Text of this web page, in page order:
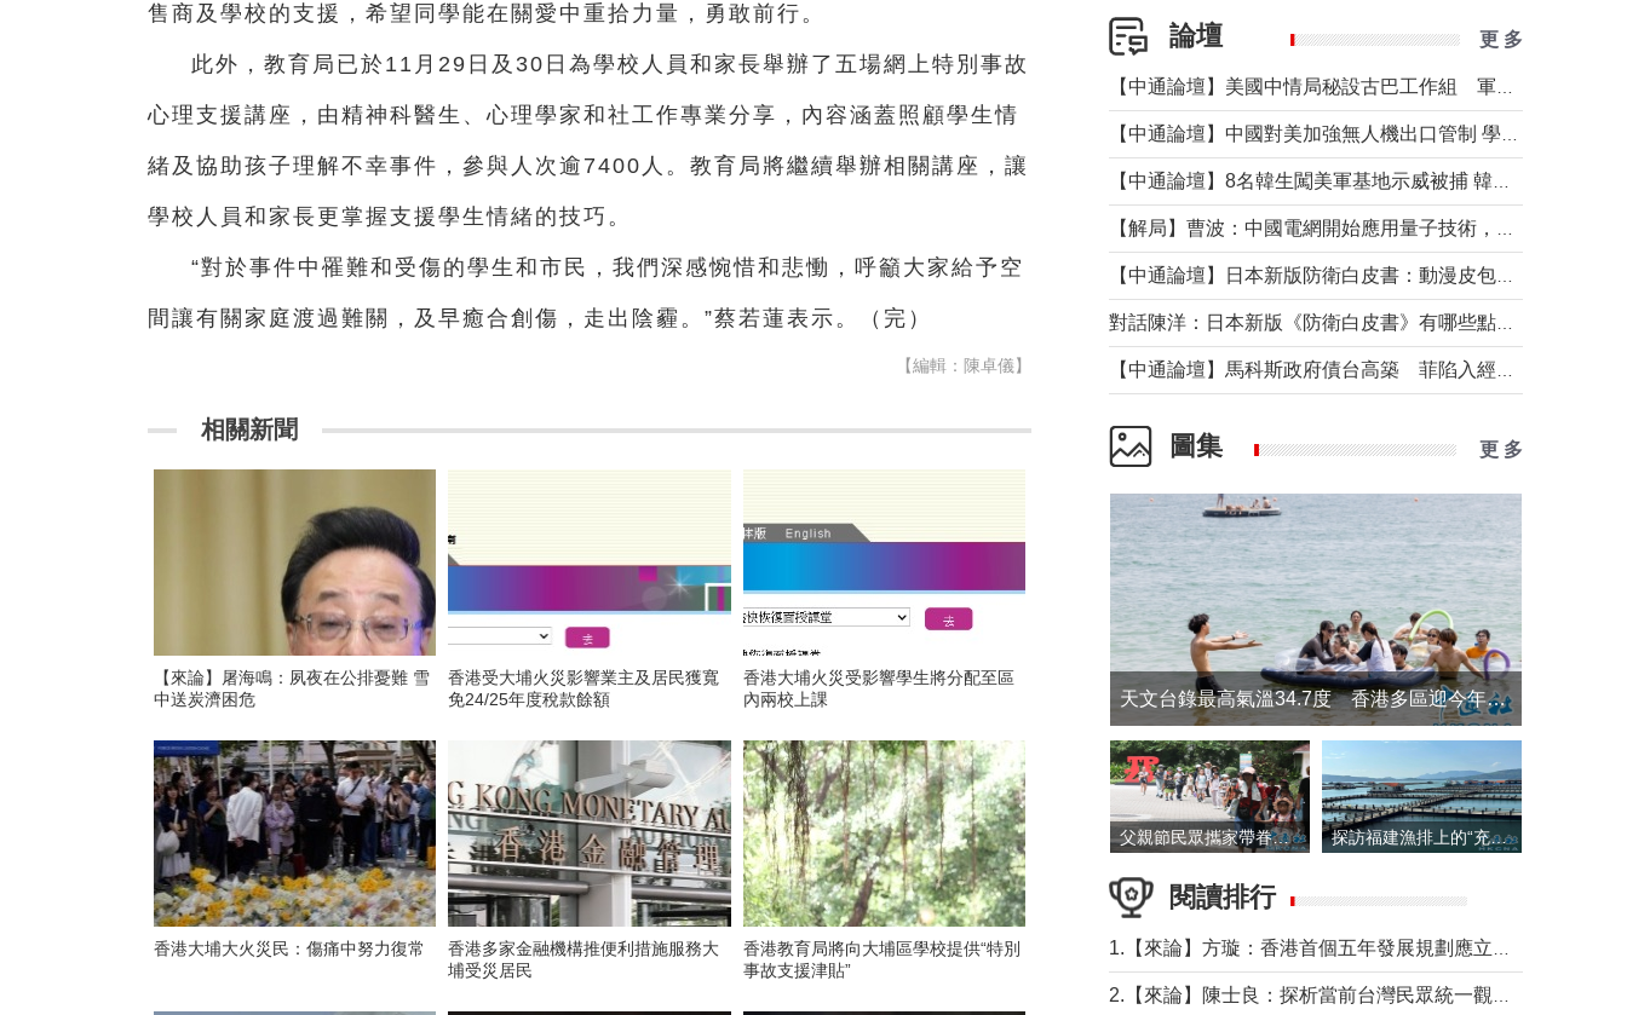
售商及學校的支援，希望同學能在關愛中重拾力量，勇敢前行。
此外，教育局已於11月29日及30日為學校人員和家長舉辦了五場網上特別事故
心理支援講座，由精神科醫生、心理學家和社工作專業分享，內容涵蓋照顧學生情
緒及協助孩子理解不幸事件，參與人次逾7400人。教育局將繼續舉辦相關講座，讓
學校人員和家長更掌握支援學生情緒的技巧。
“對於事件中罹難和受傷的學生和市民，我們深感惋惜和悲慟，呼籲大家給予空
間讓有關家庭渡過難關，及早癒合創傷，走出陰霾。”蔡若蓮表示。（完）
【編輯：陳卓儀】
相關新聞
【來論】屠海鳴：夙夜在公排憂難 雪
中送炭濟困危
香港受大埔火災影響業主及居民獲寬
免24/25年度稅款餘額
香港大埔火災受影響學生將分配至區
內兩校上課
香港大埔大火災民：傷痛中努力復常
香港多家金融機構推便利措施服務大
埔受災居民
香港教育局將向大埔區學校提供“特別
事故支援津貼”
論壇 更 多
圖集 更 多
天文台錄最高氣溫34.7度 香港多區迎今年最熱一天
父親節民眾攜家帶眷出遊 探訪福建漁排上的“充電寶”
閱讀排行